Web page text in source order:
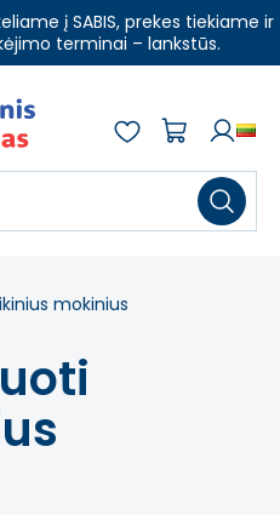
į SABIS, prekes tiekiame ir
terminai – lankstūs.
mokinius